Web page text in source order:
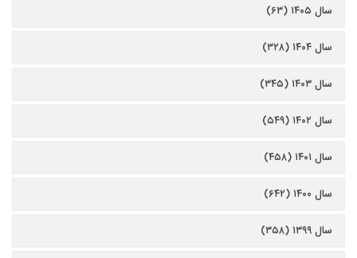
سال ۱۴۰۵ (۶۳)
سال ۱۴۰۴ (۳۲۸)
سال ۱۴۰۳ (۳۴۵)
سال ۱۴۰۲ (۵۴۹)
سال ۱۴۰۱ (۴۵۸)
سال ۱۴۰۰ (۶۴۲)
سال ۱۳۹۹ (۳۵۸)